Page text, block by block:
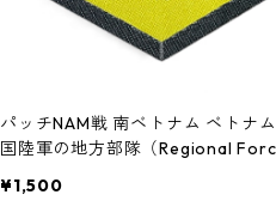
パッチNAM戦 南ベトナム ベトナ
国陸軍の地方部隊（Regional
¥1,500